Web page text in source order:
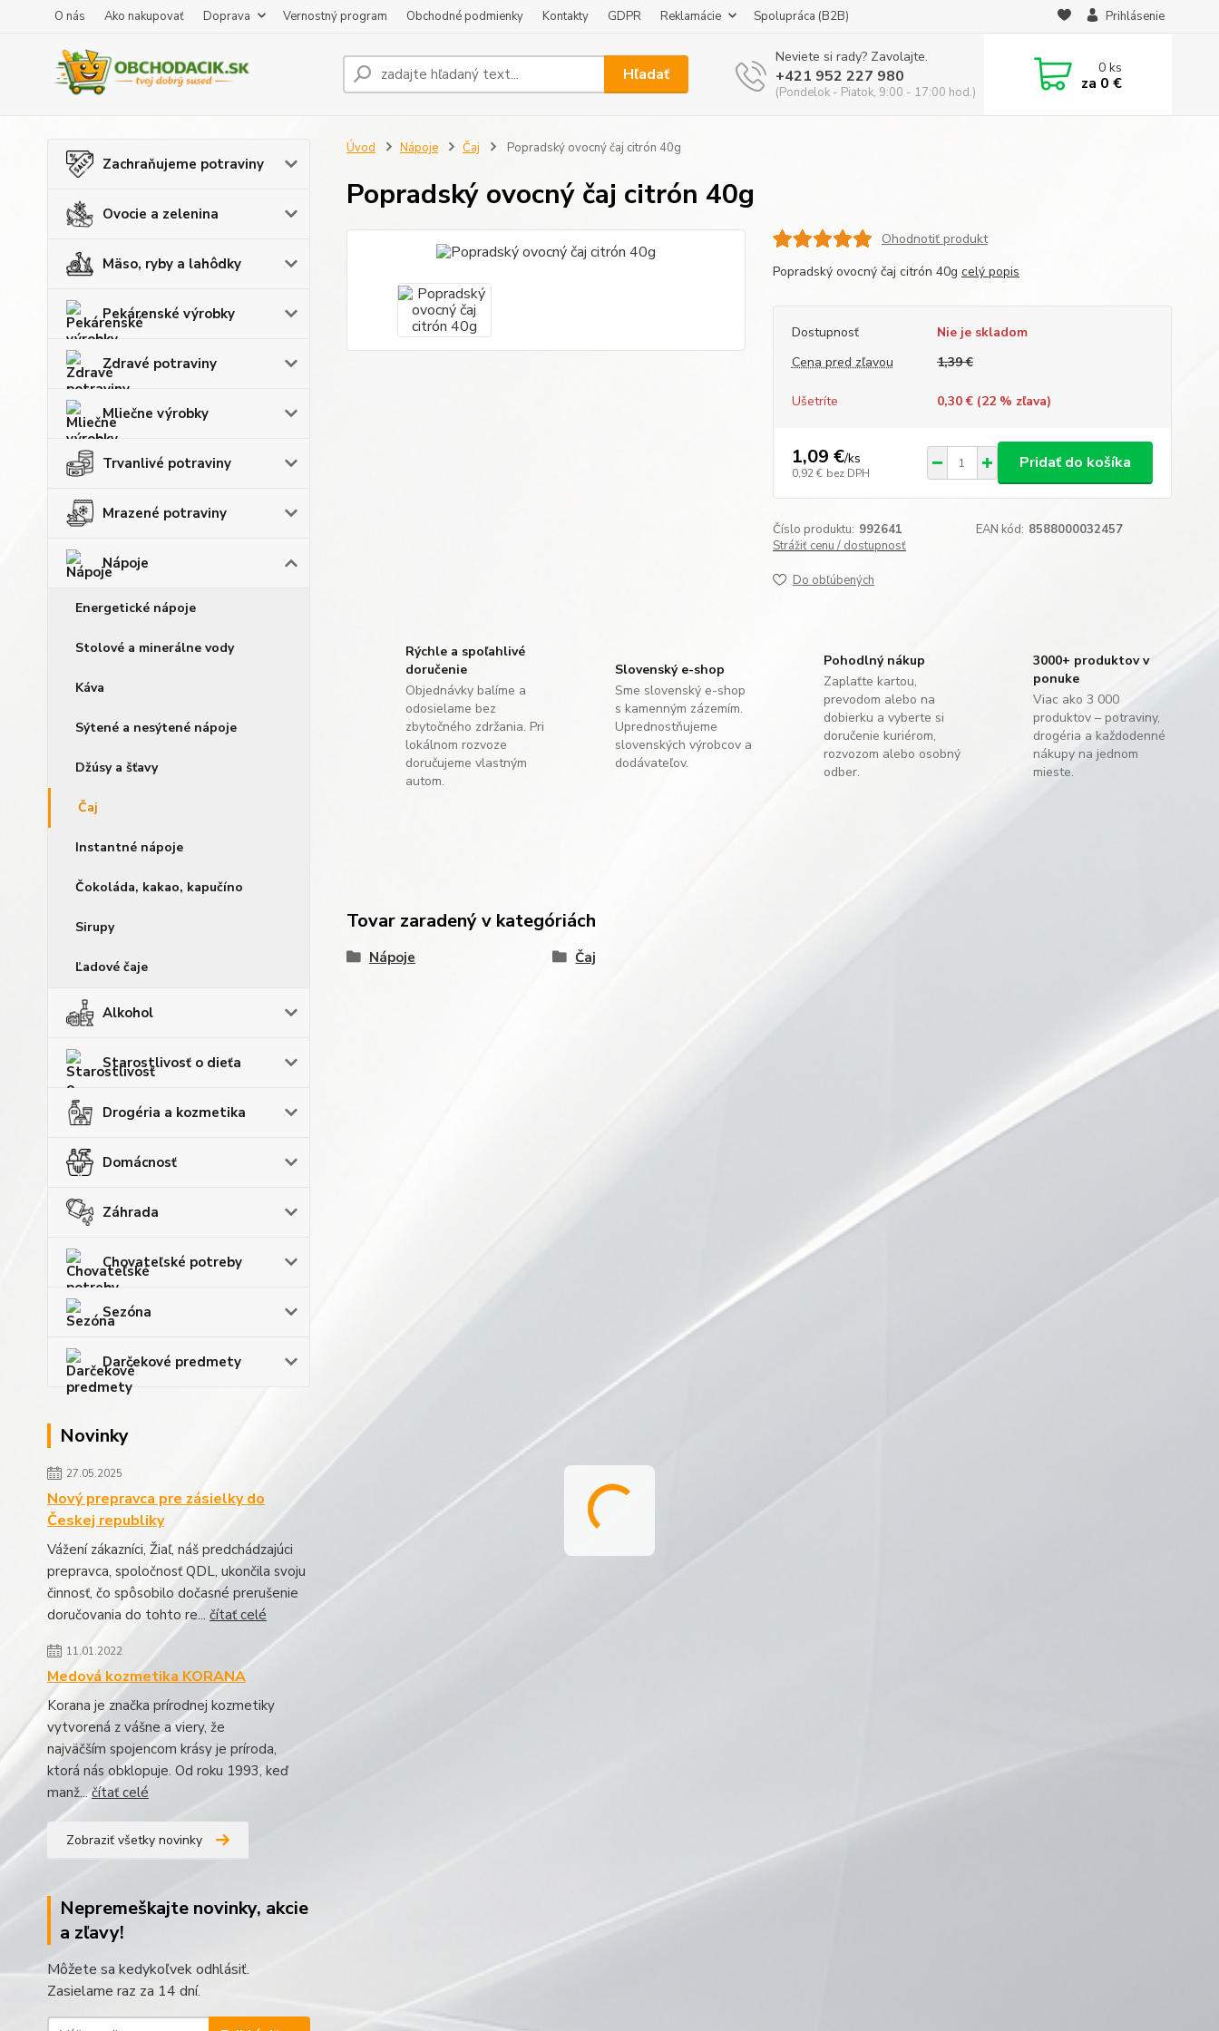
O nás Ako nakupovať Doprava Vernostný program Obchodné podmienky Kontakty GDPR Reklamácie Spolupráca (B2B) Prihlásenie
Hľadať
Neviete si rady? Zavolajte.
+421 952 227 980
(Pondelok - Piatok, 9:00 - 17:00 hod.)
0ks
za 0 €
Zachraňujeme potraviny
Ovocie a zelenina
Mäso, ryby a lahôdky
Pekárenské výrobky
Zdravé potraviny
Mliečne výrobky
Trvanlivé potraviny
Mrazené potraviny
Nápoje
Energetické nápoje
Stolové a minerálne vody
Káva
Sýtené a nesýtené nápoje
Džúsy a šťavy
Čaj
Instantné nápoje
Čokoláda, kakao, kapučíno
Sirupy
Ľadové čaje
Alkohol
Starostlivosť o dieťa
Drogéria a kozmetika
Domácnosť
Záhrada
Chovateľské potreby
Sezóna
Darčekové predmety
Novinky
27.05.2025
Nový prepravca pre zásielky do
Českej republiky
Vážení zákazníci, Žiaľ, náš predchádzajúci
prepravca, spoločnosť QDL, ukončila svoju
činnosť, čo spôsobilo dočasné prerušenie
doručovania do tohto re... čítať celé
11.01.2022
Medová kozmetika KORANA
Korana je značka prírodnej kozmetiky
vytvorená z vášne a viery, že
najväčším spojencom krásy je príroda,
ktorá nás obklopuje. Od roku 1993, keď
manž...čítať celé
Zobraziť všetky novinky
Nepremeškajte novinky, akcie
a zľavy!
Môžete sa kedykoľvek odhlásiť.
Zasielame raz za 14 dní.
Úvod Nápoje Čaj Popradský ovocný čaj citrón 40g
Popradský ovocný čaj citrón 40g
Ohodnotiť produkt
Popradský ovocný čaj citrón 40g celý popis
Dostupnosť
Nie je skladom
Cena pred zľavou
1,39 €
Ušetríte 0,30 € (22% zľava)
1,09 €/ks
0,92 € bez DPH
Pridať do košíka
Číslo produktu: 992641 EAN kód: 8588000032457
Strážiť cenu / dostupnosť
Do obľúbených
Rýchle a spoľahlivé
doručenie
Objednávky balíme a
odosielame bez
zbytočného zdržania. Pri
lokálnom rozvoze
doručujeme vlastným
autom.
Slovenský e-shop
Sme slovenský e-shop
s kamenným zázemím.
Uprednostňujeme
slovenských výrobcov a
dodávateľov.
Pohodlný nákup
Zaplaťte kartou,
prevodom alebo na
dobierku a vyberte si
doručenie kuriérom,
rozvozom alebo osobný
odber.
3000+ produktov v
ponuke
Viac ako 3 000
produktov – potraviny,
drogéria a každodenné
nákupy na jednom
mieste.
Tovar zaradený v kategóriách
Nápoje Čaj